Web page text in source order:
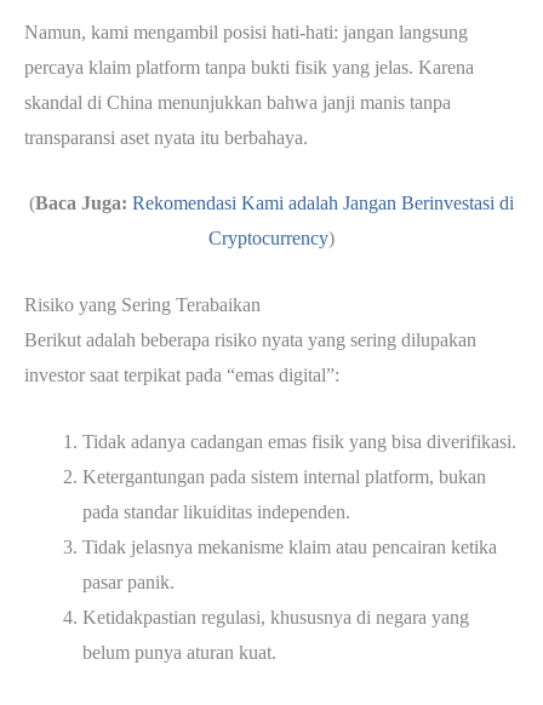
Namun, kami mengambil posisi hati-hati: jangan langsung
percaya klaim platform tanpa bukti fisik yang jelas. Karena
skandal di China menunjukkan bahwa janji manis tanpa
transparansi aset nyata itu berbahaya.
(Baca Juga: Rekomendasi Kami adalah Jangan Berinvestasi di
Cryptocurrency)
Risiko yang Sering Terabaikan
Berikut adalah beberapa risiko nyata yang sering dilupakan
investor saat terpikat pada “emas digital”:
Tidak adanya cadangan emas fisik yang bisa diverifikasi.
Ketergantungan pada sistem internal platform, bukan
pada standar likuiditas independen.
Tidak jelasnya mekanisme klaim atau pencairan ketika
pasar panik.
Ketidakpastian regulasi, khususnya di negara yang
belum punya aturan kuat.